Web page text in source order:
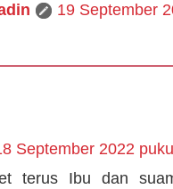
19 September
September 2022
terus Ibu dan